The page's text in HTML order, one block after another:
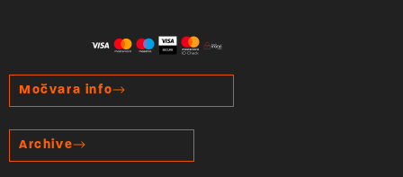
Močvara info
Archive